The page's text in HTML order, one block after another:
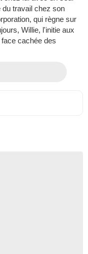
du travail chez son
qui règne sur
Willie, l'initie aux
cachée des